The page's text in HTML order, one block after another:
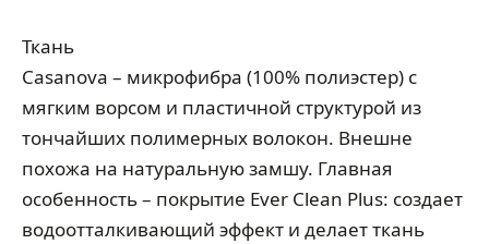
Ткань
Casanova – микрофибра (100% полиэстер) с
мягким ворсом и пластичной структурой из
тончайших полимерных волокон. Внешне
похожа на натуральную замшу. Главная
особенность – покрытие Ever Clean Plus: создает
водоотталкивающий эффект и делает ткань